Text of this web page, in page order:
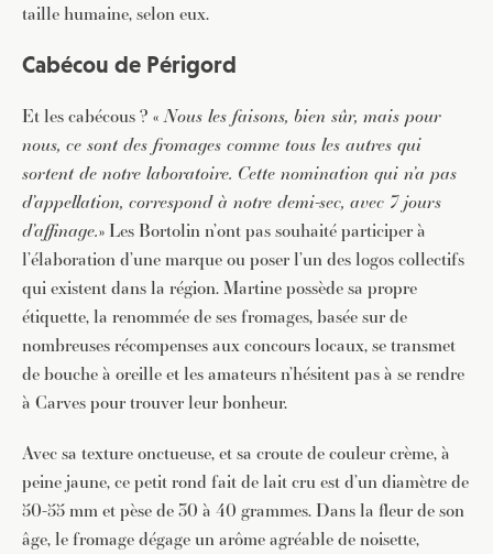
taille humaine, selon eux.
Cabécou de Périgord
Et les cabécous ? «Nous les faisons, bien sûr, mais pour
nous, ce sont des fromages comme tous les autres qui
sortent de notre laboratoire. Cette nomination qui n’a pas
d’appellation, correspond à notre demi-sec, avec 7 jours
d’affinage.» Les Bortolin n’ont pas souhaité participer à
l’élaboration d’une marque ou poser l’un des logos collectifs
qui existent dans la région. Martine possède sa propre
étiquette, la renommée de ses fromages, basée sur de
nombreuses récompenses aux concours locaux, se transmet
de bouche à oreille et les amateurs n’hésitent pas à se rendre
à Carves pour trouver leur bonheur.
Avec sa texture onctueuse, et sa croute de couleur crème, à
peine jaune, ce petit rond fait de lait cru est d’un diamètre de
50-55 mm et pèse de 30 à 40 grammes. Dans la fleur de son
âge, le fromage dégage un arôme agréable de noisette,